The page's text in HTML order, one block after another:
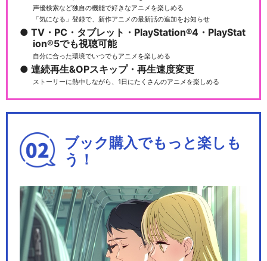
声優検索など独自の機能で好きなアニメを楽しめる
「気になる」登録で、新作アニメの最新話の追加をお知らせ
TV・PC・タブレット・PlayStation®4・PlayStat
ion®5でも視聴可能
自分に合った環境でいつでもアニメを楽しめる
連続再生&OPスキップ・再生速度変更
ストーリーに熱中しながら、1日にたくさんのアニメを楽しめる
ブック購入でもっと楽しも
う！